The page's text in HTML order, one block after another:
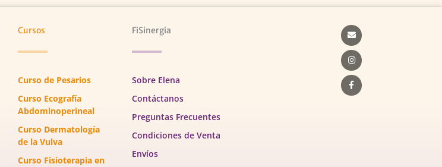
Cursos
Curso de Pesarios
Curso Ecografía
Abdominoperineal
Curso Dermatología
de la Vulva
Curso Fisioterapia en
FiSinergia
Sobre Elena
Contáctanos
Preguntas Frecuentes
Condiciones de Venta
Envíos
Envelope
Instagram
Facebook-
f